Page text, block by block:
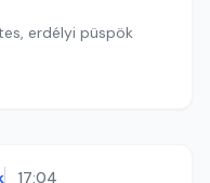
erdélyi püspök
17:04